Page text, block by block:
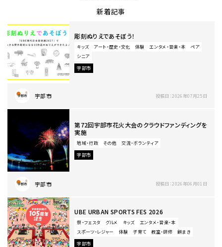
新着記事
彫刻ぬりえであそぼう！
キッズ アート・歴史・文化 体験 エンタメ・音楽・本
ペア
シニア
宇部市
宇部市 投稿日：2026年07月25日
第72回宇部市花火大会のクラウドファンディングを
実施
地域・行政 その他
交流・ボランティア
宇部市
宇部市 投稿日：2026年06月01日
UBE URBAN SPORTS FES 2026
祭・フェスタ グルメ キッズ
エンタメ・音楽・本
スポーツ・レジャー
体験 子育て 教室・研修
餅まき​
宇部市